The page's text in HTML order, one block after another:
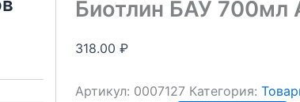
Биотлин БАУ 700мл
318.00 ₽
Артикул: 0007127 Категория: